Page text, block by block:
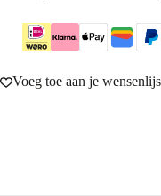
Voeg toe aan je